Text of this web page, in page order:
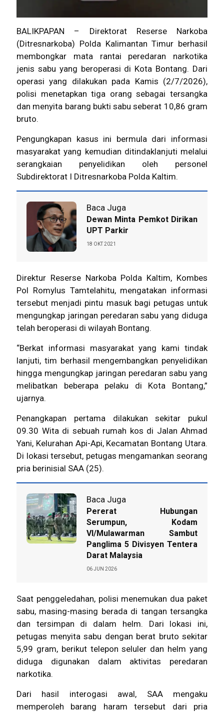
BALIKPAPAN – Direktorat Reserse Narkoba
(Ditresnarkoba) Polda Kalimantan Timur berhasil
membongkar mata rantai peredaran narkotika
jenis sabu yang beroperasi di Kota Bontang. Dari
operasi yang dilakukan pada Kamis (2/7/2026),
polisi menetapkan tiga orang sebagai tersangka
dan menyita barang bukti sabu seberat 10,86 gram
bruto.
Pengungkapan kasus ini bermula dari informasi
masyarakat yang kemudian ditindaklanjuti melalui
serangkaian penyelidikan oleh personel
Subdirektorat I Ditresnarkoba Polda Kaltim.
Baca Juga
Dewan Minta Pemkot Dirikan
UPT Parkir
18 OKT 2021
Direktur Reserse Narkoba Polda Kaltim, Kombes
Pol Romylus Tamtelahitu, mengatakan informasi
tersebut menjadi pintu masuk bagi petugas untuk
mengungkap jaringan peredaran sabu yang diduga
telah beroperasi di wilayah Bontang.
“Berkat informasi masyarakat yang kami tindak
lanjuti, tim berhasil mengembangkan penyelidikan
hingga mengungkap jaringan peredaran sabu yang
melibatkan beberapa pelaku di Kota Bontang,”
ujarnya.
Penangkapan pertama dilakukan sekitar pukul
09.30 Wita di sebuah rumah kos di Jalan Ahmad
Yani, Kelurahan Api-Api, Kecamatan Bontang Utara.
Di lokasi tersebut, petugas mengamankan seorang
pria berinisial SAA (25).
Baca Juga
Pererat Hubungan
Serumpun, Kodam
VI/Mulawarman Sambut
Panglima 5 Divisyen Tentera
Darat Malaysia
06 JUN 2026
Saat penggeledahan, polisi menemukan dua paket
sabu, masing-masing berada di tangan tersangka
dan tersimpan di dalam helm. Dari lokasi ini,
petugas menyita sabu dengan berat bruto sekitar
5,99 gram, berikut telepon seluler dan helm yang
diduga digunakan dalam aktivitas peredaran
narkotika.
Dari hasil interogasi awal, SAA mengaku
memperoleh barang haram tersebut dari pria